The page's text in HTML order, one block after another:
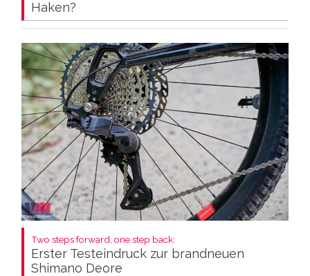
Haken?
Two steps forward, one step back:
Erster Testeindruck zur brandneuen
Shimano Deore